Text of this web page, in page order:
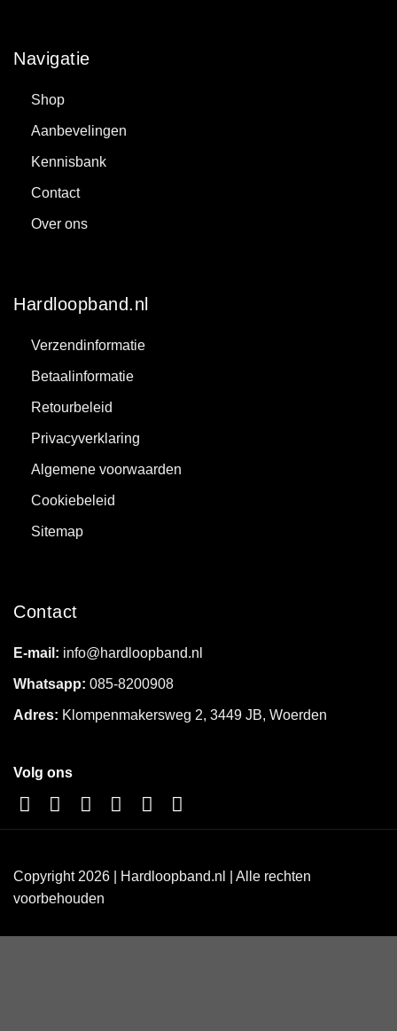
Navigatie
Shop
Aanbevelingen
Kennisbank
Contact
Over ons
Hardloopband.nl
Verzendinformatie
Betaalinformatie
Retourbeleid
Privacyverklaring
Algemene voorwaarden
Cookiebeleid
Sitemap
Contact
E-mail: info@hardloopband.nl
Whatsapp: 085-8200908
Adres: Klompenmakersweg 2, 3449 JB, Woerden
Volg ons
Copyright 2026 | Hardloopband.nl | Alle rechten
voorbehouden